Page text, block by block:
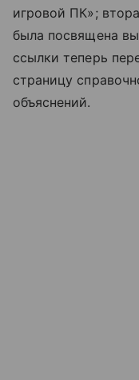
игровой ПК»;
была посвящена
ссылки теперь
страницу
объяснений.